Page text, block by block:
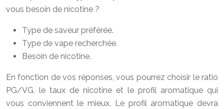
vous besoin de nicotine ?
Type de saveur préférée.
Type de vape recherchée.
Besoin de nicotine.
En fonction de vos réponses, vous pourrez choisir le ratio
PG/VG, le taux de nicotine et le profil aromatique qui
vous conviennent le mieux. Le profil aromatique devra